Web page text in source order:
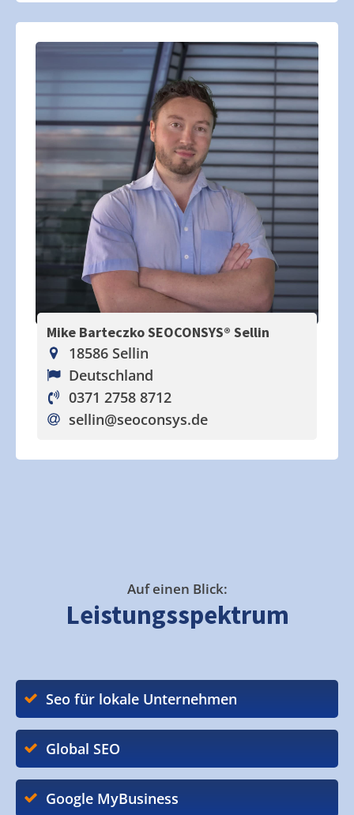
Mike Barteczko SEOCONSYS® Sellin
18586 Sellin
Deutschland
0371 2758 8712
sellin@seoconsys.de
Auf einen Blick:
Leistungsspektrum
Seo für lokale Unternehmen
Global SEO
Google MyBusiness